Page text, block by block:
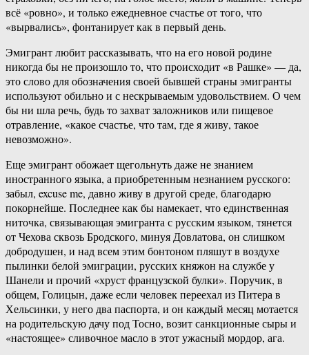
всё «ровно», и только ежедневное счастье от того, что
«вырвались», фонтанирует как в первый день.
Эмигрант любит рассказывать, что на его новой родине
никогда бы не произошло то, что происходит «в Рашке» — да,
это слово для обозначения своей бывшей страны эмигранты
используют обильно и с нескрываемым удовольствием. О чем
бы ни шла речь, будь то захват заложников или пищевое
отравление, «какое счастье, что там, где я живу, такое
невозможно».
Еще эмигрант обожает щегольнуть даже не знанием
иностранного языка, а приобретенным незнанием русского:
забыл, excuse me, давно живу в другой среде, благодарю
покорнейше. Последнее как бы намекает, что единственная
ниточка, связывающая эмигранта с русским языком, тянется
от Чехова сквозь Бродского, минуя Довлатова, он слишком
добродушен, и над всем этим бонтоном пляшут в воздухе
пылинки белой эмиграции, русских княжон на службе у
Шанели и прочий «хруст французской булки». Поручик, в
общем, Голицын, даже если человек переехал из Питера в
Хельсинки, у него два паспорта, и он каждый месяц мотается
на родительскую дачу под Тосно, возит санкционные сыры и
«настоящее» сливочное масло в этот ужасный мордор, ага.